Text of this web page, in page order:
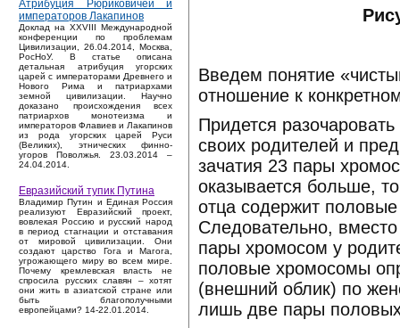
Атрибуция Рюриковичей и
императоров Лакапинов
Доклад на XXVIII Международной
конференции по проблемам
Цивилизации, 26.04.2014, Москва,
РосНоУ. В статье описана
детальная атрибуция угорских
царей с императорами Древнего и
Нового Рима и патриархами
земной цивилизации. Научно
доказано происхождения всех
патриархов монотеизма и
императоров Флавиев и Лакапинов
из рода угорских царей Руси
(Великих), этнических финно-
угоров Поволжья. 23.03.2014 –
24.04.2014.
Евразийский тупик Путина
Владимир Путин и Единая Россия
реализуют Евразийский проект,
вовлекая Россию и русский народ
в период стагнации и отставания
от мировой цивилизации. Они
создают царство Гога и Магога,
угрожающего миру во всем мире.
Почему кремлевская власть не
спросила русских славян – хотят
они жить в азиатской стране или
быть благополучными
европейцами? 14-22.01.2014.
Введем понятие
отношение к
Придется
своих родителей и
зачатия 23 пары
оказывается больше,
отца содержит
Следовательно,
пары хромосом у
половые хромосомы
(внешний облик) по
лишь две пары